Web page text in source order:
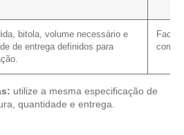
bitola, volume necessário e
de entrega definidos para
com
utilize a mesma especificação de
quantidade e entrega.